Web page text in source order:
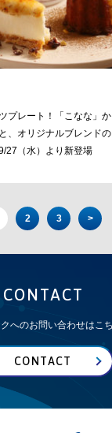
プレート！「こなな」
、オリジナルブレンド
27（水）より新登場
2 3 >
CONTACT
へのお問い合わせはこ
CONTACT